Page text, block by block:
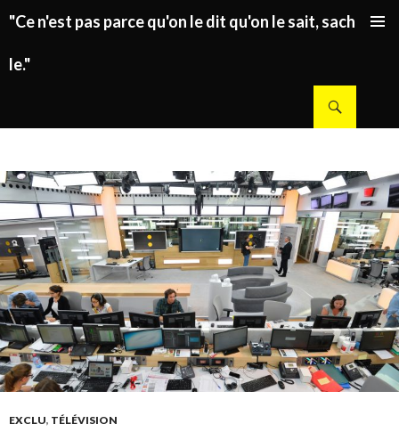
"Ce n'est pas parce qu'on le dit qu'on le sait, sachez
le."
EXCLU, TÉLÉVISION